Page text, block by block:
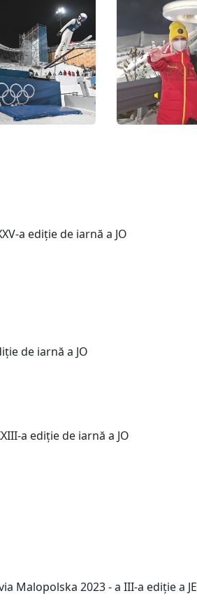
a ediție de iarnă a JO
de iarnă a JO
a ediție de iarnă a JO
Malopolska 2023 - a III-a ediție a JE